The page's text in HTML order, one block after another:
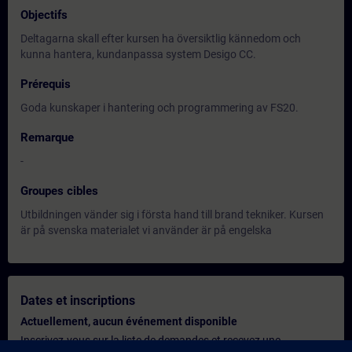
Objectifs
Deltagarna skall efter kursen ha översiktlig kännedom och
kunna hantera, kundanpassa system Desigo CC.
Prérequis
Goda kunskaper i hantering och programmering av FS20.
Remarque
-
Groupes cibles
Utbildningen vänder sig i första hand till brand tekniker. Kursen
är på svenska materialet vi använder är på engelska
Dates et inscriptions
Actuellement, aucun événement disponible
Inscrivez-vous sur la liste de demandes et recevez une